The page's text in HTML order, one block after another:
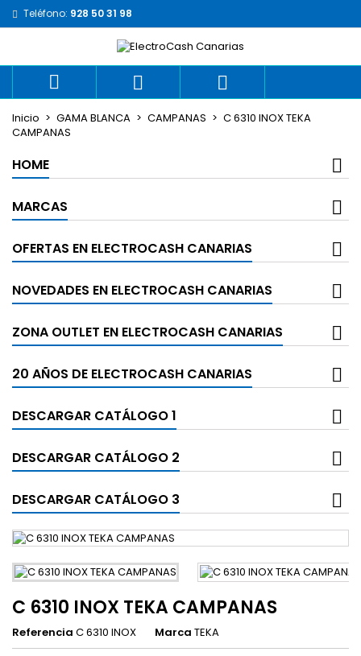
Teléfono: 928 50 31 98
  
Inicio GAMA BLANCA CAMPANAS
C 6310 INOX TEKA
CAMPANAS
HOME
MARCAS
OFERTAS EN ELECTROCASH CANARIAS
NOVEDADES EN ELECTROCASH CANARIAS
ZONA OUTLET EN ELECTROCASH CANARIAS
20 AÑOS DE ELECTROCASH CANARIAS
DESCARGAR CATÁLOGO 1
DESCARGAR CATÁLOGO 2
DESCARGAR CATÁLOGO 3
C 6310 INOX TEKA CAMPANAS
Referencia C 6310 INOX Marca TEKA